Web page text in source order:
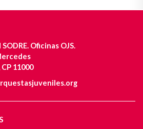
Oficinas OJS.
11000